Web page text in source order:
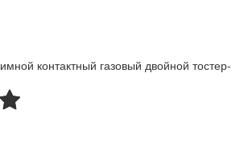
контактный газовый двойной тостер-